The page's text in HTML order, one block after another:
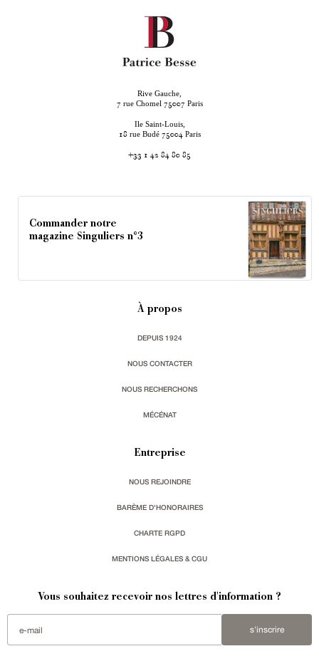
Rive Gauche,
7 rue Chomel 75007 Paris
Ile Saint-Louis,
18 rue Budé 75004 Paris
+33 1 42 84 80 85
Commander notre
magazine Singuliers n°3
À propos
DEPUIS 1924
NOUS CONTACTER
NOUS RECHERCHONS
MÉCÉNAT
Entreprise
NOUS REJOINDRE
BARÈME D'HONORAIRES
CHARTE RGPD
MENTIONS LÉGALES & CGU
Vous souhaitez recevoir nos lettres d'information ?
s'inscrire